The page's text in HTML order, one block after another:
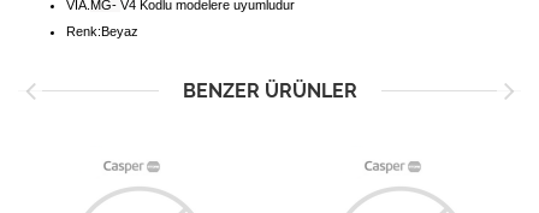
VIA. MG- V4 Kodlu modelere uyumludur
Renk:Beyaz
BENZER ÜRÜNLER